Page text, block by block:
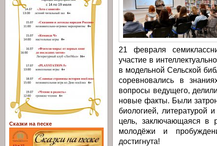
21 февраля
участие в
в модельной Сельской
соревновались в
вопросы ведущего,
новые факты. Были
биологией,
цель, заключающаяся в
молодёжи и
достигнута!
Сказки на песке